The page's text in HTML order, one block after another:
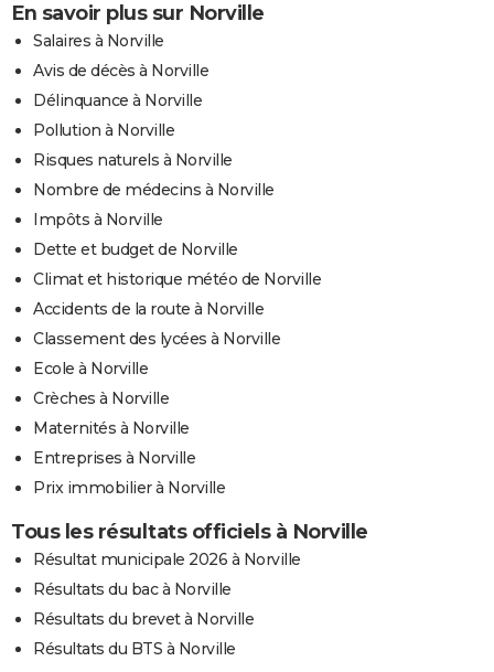
En savoir plus sur Norville
Salaires à Norville
Avis de décès à Norville
Délinquance à Norville
Pollution à Norville
Risques naturels à Norville
Nombre de médecins à Norville
Impôts à Norville
Dette et budget de Norville
Climat et historique météo de Norville
Accidents de la route à Norville
Classement des lycées à Norville
Ecole à Norville
Crèches à Norville
Maternités à Norville
Entreprises à Norville
Prix immobilier à Norville
Tous les résultats officiels à Norville
Résultat municipale 2026 à Norville
Résultats du bac à Norville
Résultats du brevet à Norville
Résultats du BTS à Norville